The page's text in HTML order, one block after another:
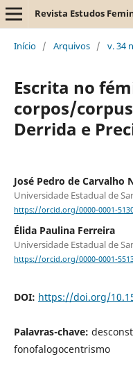
Revista Estudos
Início / Arquivos / v. 34
Escrita no
corpos/
Derrida e
José Pedro de Carvalho
Universidade Estadual de
https://orcid.org/0000-0001-
Élida Paulina Ferreira
Universidade Estadual de
https://orcid.org/0000-0001-
DOI: https://doi.org/
Palavras-chave:
fonofalogocentrismo